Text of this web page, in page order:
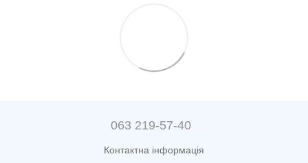
063 219-57-40
Контактна інформація